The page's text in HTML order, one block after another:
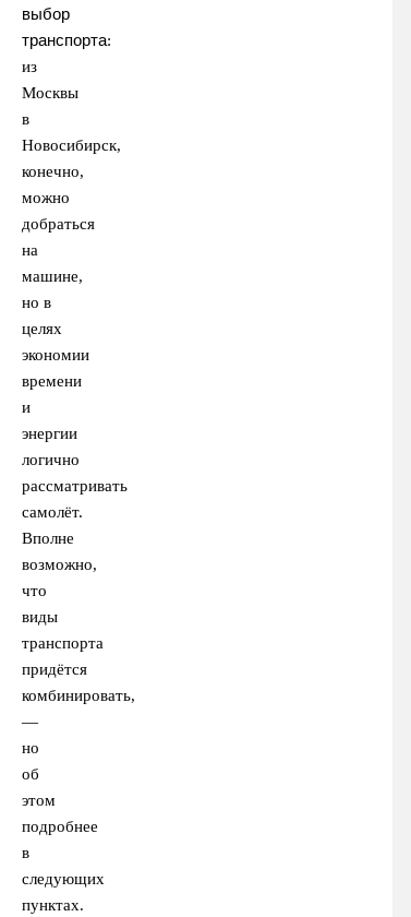
выбор
транспорта:
из
Москвы
в
Новосибирск,
конечно,
можно
добраться
на
машине,
но в
целях
экономии
времени
и
энергии
логично
рассматривать
самолёт.
Вполне
возможно,
что
виды
транспорта
придётся
комбинировать,
—
но
об
этом
подробнее
в
следующих
пунктах.